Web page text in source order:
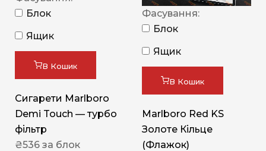
Блок
Ящик
В Кошик
Сигарети Marlboro
Demi Touch — турбо
фільтр
₴536 за блок
Фасування:
Блок
Ящик
В Кошик
Marlboro Red KS
Золоте Кільце
(Флажок)